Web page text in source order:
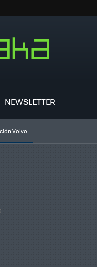
NEWSLETTER
Volvo